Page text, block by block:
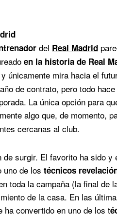
del Real Madrid
en la historia de Real
y únicamente mira hacia el
de contrato, pero todo
La única opción para
algo que, de momento,
cercanas al club.
surgir. El favorito ha sido y
uno de los técnicos
toda la campaña (la final de
de la casa. En las
ha convertido en uno de los t